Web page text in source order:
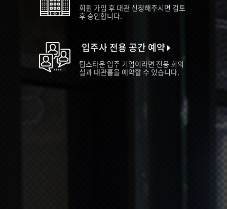
회원 가입 후 대관 신청해주시면 검토
후 승인합니다.
입주사 전용 공간 예약
팁스타운 입주 기업이라면 전용 회의
실과 대관홀을 예약할 수 있습니다.